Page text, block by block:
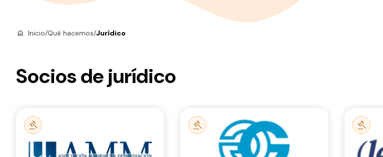
Inicio/Qué hacemos/Jurídico
Socios de jurídico